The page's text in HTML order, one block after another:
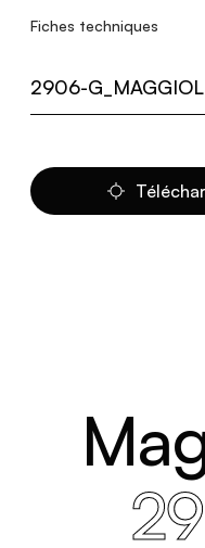
Fiches techniques
2906-